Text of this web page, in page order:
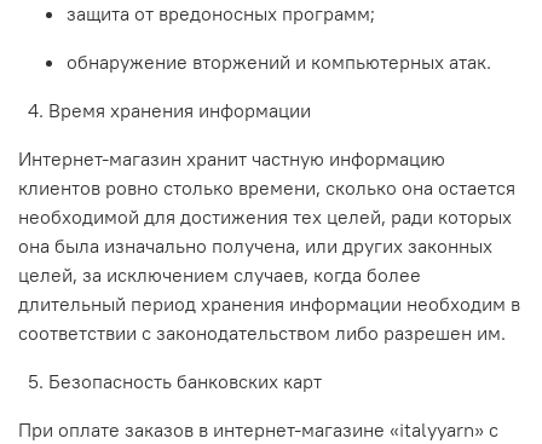
защита от вредоносных программ;
обнаружение вторжений и компьютерных атак.
4. Время хранения информации
Интернет-магазин хранит частную информацию
клиентов ровно столько времени, сколько она остается
необходимой для достижения тех целей, ради которых
она была изначально получена, или других законных
целей, за исключением случаев, когда более
длительный период хранения информации необходим в
соответствии с законодательством либо разрешен им.
5. Безопасность банковских карт
При оплате заказов в интернет-магазине «italyyarn» с